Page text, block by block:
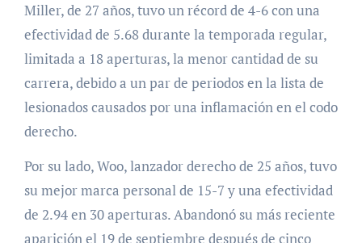
Miller, de 27 años, tuvo un récord de 4-6 con una
efectividad de 5.68 durante la temporada regular,
limitada a 18 aperturas, la menor cantidad de su
carrera, debido a un par de periodos en la lista de
lesionados causados ​​por una inflamación en el codo
derecho.
Por su lado, Woo, lanzador derecho de 25 años, tuvo
su mejor marca personal de 15-7 y una efectividad
de 2.94 en 30 aperturas. Abandonó su más reciente
aparición el 19 de septiembre después de cinco